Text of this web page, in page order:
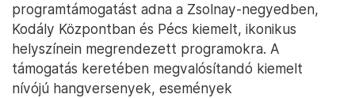
programtámogatást adna a Zsolnay-negyedben,
Kodály Központban és Pécs kiemelt, ikonikus
helyszínein megrendezett programokra. A
támogatás keretében megvalósítandó kiemelt
nívójú hangversenyek, események